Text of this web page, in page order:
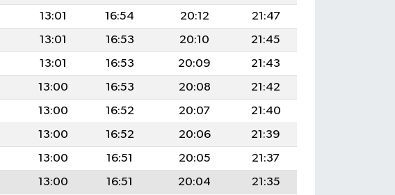
13:01 16:54 20:12
21:47
13:01 16:53 20:10
21:45
13:01 16:53 20:09
21:43
13:00 16:53 20:08
21:42
13:00 16:52 20:07
21:40
13:00 16:52 20:06
21:39
13:00 16:51 20:05
21:37
13:00 16:51 20:04
21:35